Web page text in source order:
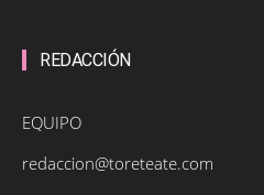
REDACCIÓN
EQUIPO
redaccion@toreteate.com